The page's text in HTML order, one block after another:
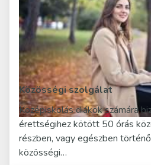
Közösségi szolgálat
Középiskolás diákok számára
érettségihez kötött 50 órás
részben, vagy egészben
közösségi…